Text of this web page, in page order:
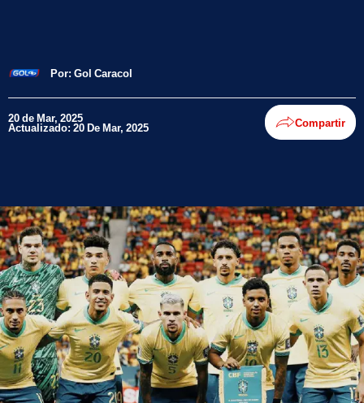
Por: Gol Caracol
20 de Mar, 2025
Actualizado: 20 De Mar, 2025 Compartir